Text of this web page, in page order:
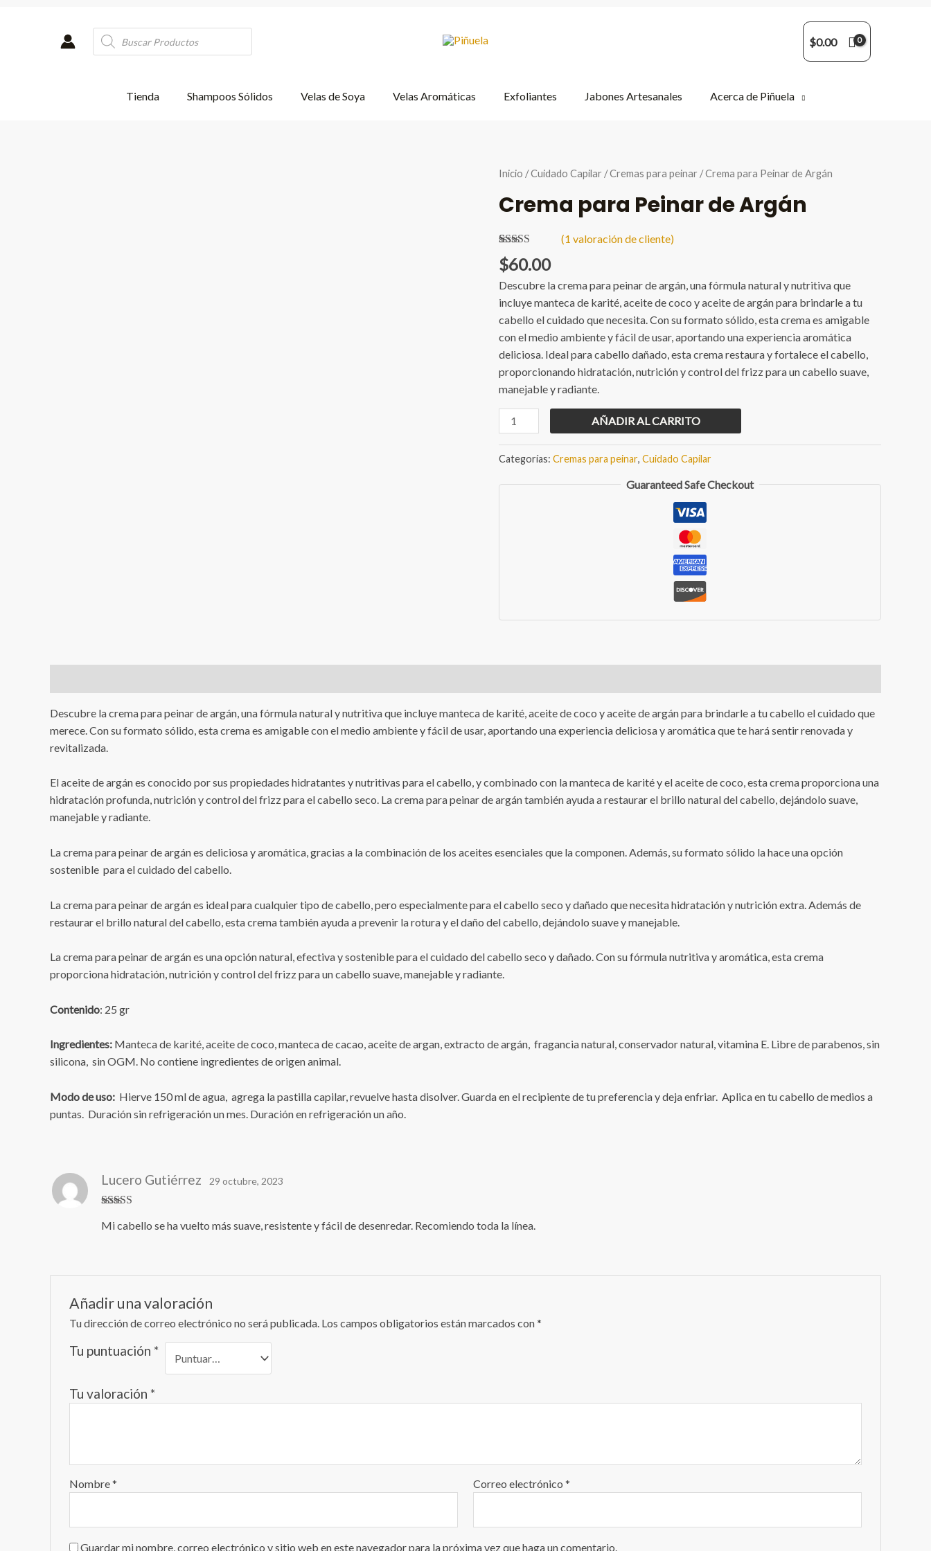
Products
search
$0.00
Tienda Shampoos Sólidos Velas de Soya Velas Aromáticas Exfoliantes Jabones Artesanales Acerca de Piñuela
Inicio /Cuidado Capilar /Cremas para peinar / Crema para Peinar de Argán
Crema para Peinar de Argán
Valorado
5.00sobre 5
1
puntuación
de cliente
(1 valoración de cliente)
$60.00
Descubre la crema para peinar de argán, una fórmula natural y nutritiva que
incluye manteca de karité, aceite de coco y aceite de argán para brindarle a tu
cabello el cuidado que necesita. Con su formato sólido, esta crema es amigable
con el medio ambiente y fácil de usar, aportando una experiencia aromática
deliciosa. Ideal para cabello dañado, esta crema restaura y fortalece el cabello,
proporcionando hidratación, nutrición y control del frizz para un cabello suave,
manejable y radiante.
Crema
para
Argán
AÑADIR AL CARRITO
Categorías: Cremas para peinar, Cuidado Capilar
Guaranteed Safe Checkout
Descubre la crema para peinar de argán, una fórmula natural y nutritiva que incluye manteca de karité, aceite de coco y aceite de argán para brindarle a tu cabello el cuidado que
merece. Con su formato sólido, esta crema es amigable con el medio ambiente y fácil de usar, aportando una experiencia deliciosa y aromática que te hará sentir renovada y
revitalizada.
El aceite de argán es conocido por sus propiedades hidratantes y nutritivas para el cabello, y combinado con la manteca de karité y el aceite de coco, esta crema proporciona una
hidratación profunda, nutrición y control del frizz para el cabello seco. La crema para peinar de argán también ayuda a restaurar el brillo natural del cabello, dejándolo suave,
manejable y radiante.
La crema para peinar de argán es deliciosa y aromática, gracias a la combinación de los aceites esenciales que la componen. Además, su formato sólido la hace una opción
sostenible para el cuidado del cabello.
La crema para peinar de argán es ideal para cualquier tipo de cabello, pero especialmente para el cabello seco y dañado que necesita hidratación y nutrición extra. Además de
restaurar el brillo natural del cabello, esta crema también ayuda a prevenir la rotura y el daño del cabello, dejándolo suave y manejable.
La crema para peinar de argán es una opción natural, efectiva y sostenible para el cuidado del cabello seco y dañado. Con su fórmula nutritiva y aromática, esta crema
proporciona hidratación, nutrición y control del frizz para un cabello suave, manejable y radiante.
Contenido: 25 gr
Ingredientes: Manteca de karité, aceite de coco, manteca de cacao, aceite de argan, extracto de argán, fragancia natural, conservador natural, vitamina E. Libre de parabenos, sin
silicona, sin OGM. No contiene ingredientes de origen animal.
Modo de uso: Hierve 150 ml de agua, agrega la pastilla capilar, revuelve hasta disolver. Guarda en el recipiente de tu preferencia y deja enfriar. Aplica en tu cabello de medios a
puntas. Duración sin refrigeración un mes. Duración en refrigeración un año.
5de 5
Lucero Gutiérrez 29 octubre, 2023
Mi cabello se ha vuelto más suave, resistente y fácil de desenredar. Recomiendo toda la línea.
Añadir una valoración
Tu dirección de correo electrónico no será publicada. Los campos obligatorios están marcados con*
Tu puntuación *
Tu valoración *
Nombre* Correo electrónico*
Guardar mi nombre, correo electrónico y sitio web en este navegador para la próxima vez que haga un comentario.